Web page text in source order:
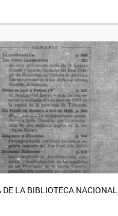
DE LA BIBLIOTECA NACIONAL